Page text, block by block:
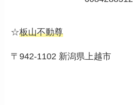
☆板山不動尊
〒942-1102 新潟県上越市